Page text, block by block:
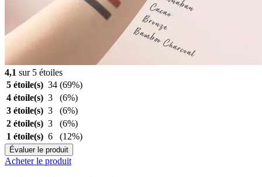
4,1 sur 5 étoiles
5 étoile(s) 34 (69%)
4 étoile(s) 3
(6%)
3 étoile(s) 3
(6%)
2 étoile(s) 3
(6%)
1 étoile(s) 6 (12%)
Évaluer le produit
Acheter le produit